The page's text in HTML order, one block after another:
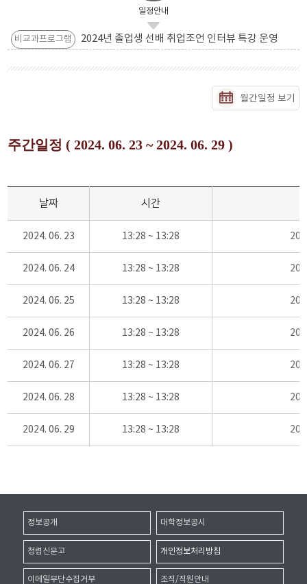
일정안내
비교과프로그램 2024년 졸업생 선배 취업조언 인터뷰 특강 운영
월간일정 보기
주간일정 ( 2024. 06. 23 ~ 2024. 06. 29 )
날짜 시간
2024. 06. 23 13:28 ~ 13:28
2024. 06. 24 13:28 ~ 13:28
2024. 06. 25 13:28 ~ 13:28
2024. 06. 26 13:28 ~ 13:28
2024. 06. 27 13:28 ~ 13:28
2024. 06. 28 13:28 ~ 13:28
2024. 06. 29 13:28 ~ 13:28
정보공개 대학정보공시
청렴신문고 개인정보처리방침
이메일무단수집거부 조직/직원안내